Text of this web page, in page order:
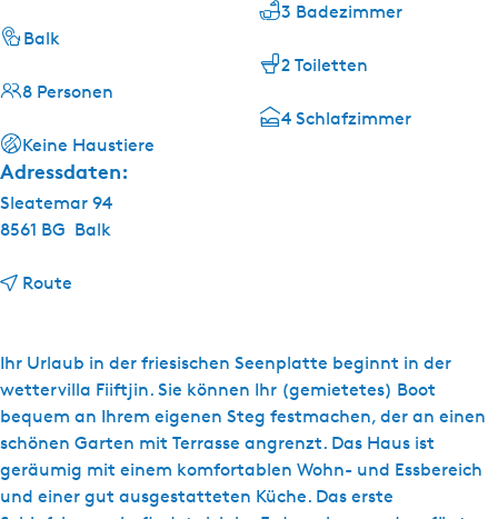
Ihr Urlaub in der friesischen Seenplatte beginnt in der
wettervilla Fiiftjin. Sie können Ihr (gemietetes) Boot
bequem an Ihrem eigenen Steg festmachen, der an einen
schönen Garten mit Terrasse angrenzt. Das Haus ist
geräumig mit einem komfortablen Wohn- und Essbereich
und einer gut ausgestatteten Küche. Das erste
Balk
8 Personen
Keine Haustiere
3 Badezimmer
2 Toiletten
4 Schlafzimmer
Adressdaten:
Sleatemar 94
8561 BG Balk
Route
L
u
t
z
W
a